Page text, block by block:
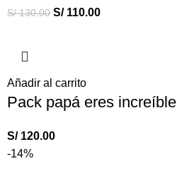
S/130.00 S/110.00
Añadir al carrito
Pack papá eres increíble
S/120.00
-14%